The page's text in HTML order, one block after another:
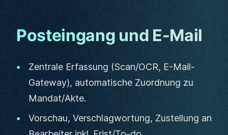
Posteingang und E-Mail
Zentrale Erfassung (Scan/OCR, E-Mail-
Gateway), automatische Zuordnung zu
Mandat/Akte.
Vorschau, Verschlagwortung, Zustellung an